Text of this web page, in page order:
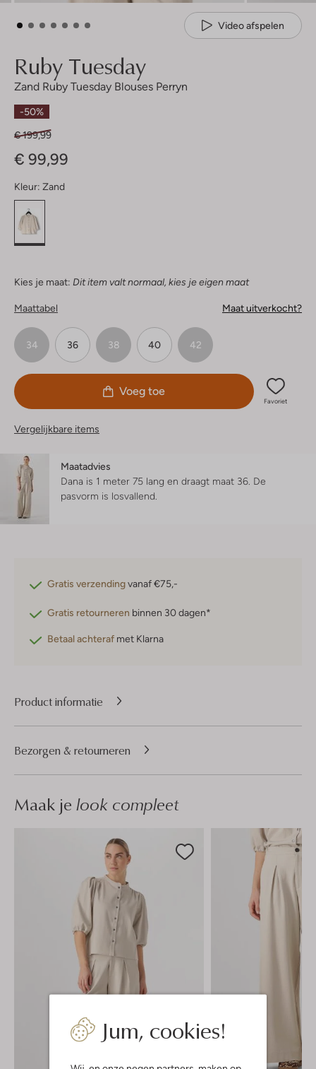
Jum, cookies!
Video afspelen
Ruby Tuesday
Zand Ruby Tuesday Blouses Perryn
-50%
€ 199,99
€ 99,99
Kleur: Zand
Kies je maat: Dit item valt normaal, kies je eigen maat
Maattabel Maat uitverkocht?
34 36 38 40 42
Voeg toe
Favoriet
Vergelijkbare items
Maatadvies
Dana is 1 meter 75 lang en draagt maat 36. De
pasvorm is losvallend
Gratis verzendingvanaf €75,-
Gratis retourneren binnen 30 dagen*
Betaal achteraf met Klarna
Product informatie
Bezorgen & retourneren
Maak je look compleet